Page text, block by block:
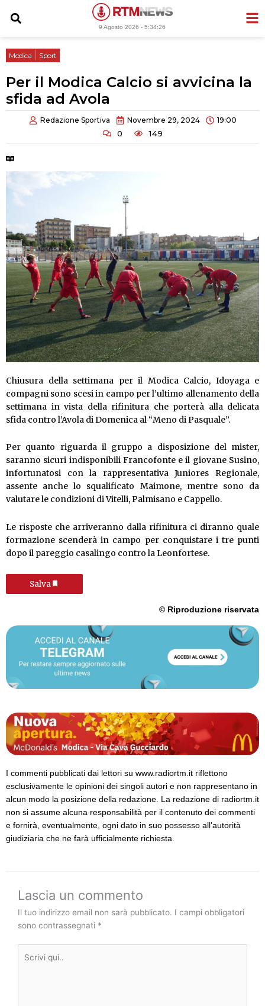
9 Agosto 2026 -5:34:27
Modica Sport
Per il Modica Calcio si avvicina la
sfida ad Avola
Redazione Sportiva Novembre 29, 2024 19:00
0 149
Chiusura della settimana per il Modica Calcio, Idoyaga e
compagni sono scesi in campo per l’ultimo allenamento della
settimana in vista della rifinitura che porterà alla delicata
sfida contro l’Avola di Domenica al “Meno di Pasquale”.
Per quanto riguarda il gruppo a disposizione del mister,
saranno sicuri indisponibili Francofonte e il giovane Susino,
infortunatosi con la rappresentativa Juniores Regionale,
assente anche lo squalificato Maimone, mentre sono da
valutare le condizioni di Vitelli, Palmisano e Cappello.
Le risposte che arriveranno dalla rifinitura ci diranno quale
formazione scenderà in campo per conquistare i tre punti
dopo il pareggio casalingo contro la Leonfortese.
Salva
© Riproduzione riservata
I commenti pubblicati dai lettori su www.radiortm.it riflettono
esclusivamente le opinioni dei singoli autori e non rappresentano in
alcun modo la posizione della redazione. La redazione di radiortm.it
non si assume alcuna responsabilità per il contenuto dei commenti
e fornirà, eventualmente, ogni dato in suo possesso all’autorità
giudiziaria che ne farà ufficialmente richiesta.
Lascia un commento
Il tuo indirizzo email non sarà pubblicato. I campi obbligatori
sono contrassegnati *
qui..